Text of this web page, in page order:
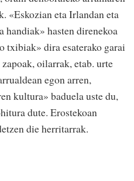
«Eskozian eta Irlandan eta
handiak» hasten direnekoa
txibiak» dira esaterako garai
oilarrak, etab. urte
egon arren,
kultura» baduela uste du,
dute. Erostekoan
die herritarrak.